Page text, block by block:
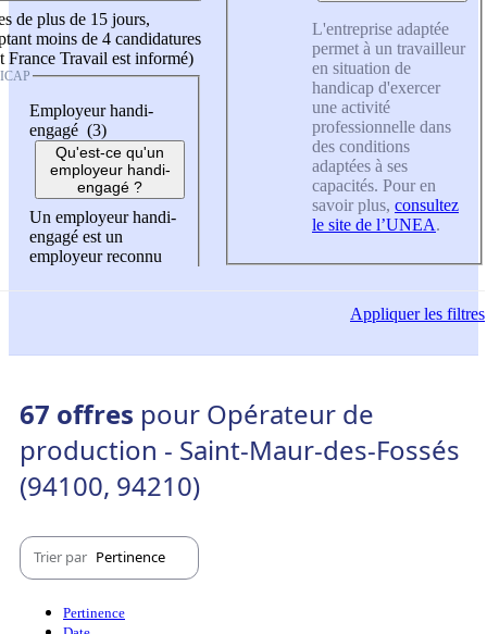
de plus de 15 jours,
moins de 4 candidatures
France Travail est informé)
Employeur handi-
engagé (3)
Qu'est-ce qu'un
employeur handi-
engagé ?
Un employeur handi-
engagé est un
employeur reconnu
L'entreprise adaptée
permet à un travailleur
en situation de
handicap d'exercer
une activité
professionnelle dans
des conditions
adaptées à ses
capacités. Pour en
savoir plus, consultez
le site de l’UNEA.
Appliquerles filtres
67 offres pour Opérateur de
production - Saint-Maur-des-Fossés
(94100, 94210)
Trier par Pertinence
Pertinence